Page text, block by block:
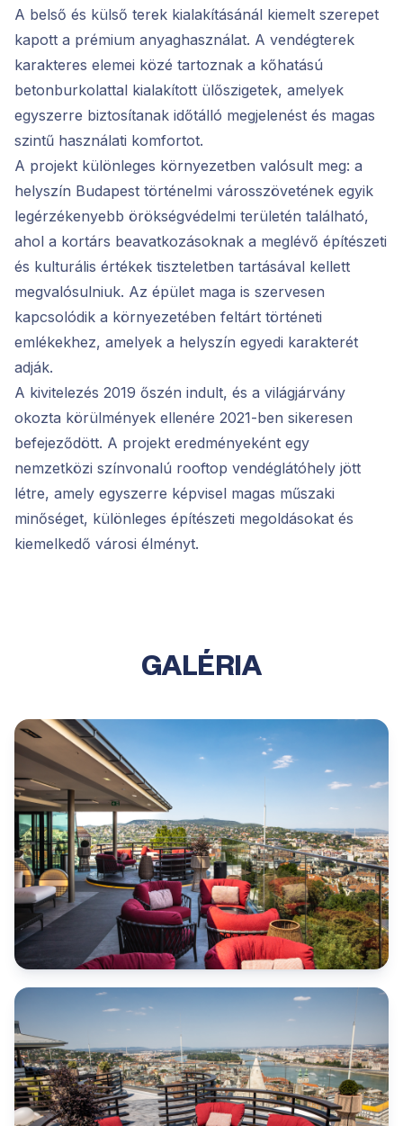
A belső és külső terek kialakításánál kiemelt szerepet
kapott a prémium anyaghasználat. A vendégterek
karakteres elemei közé tartoznak a kőhatású
betonburkolattal kialakított ülőszigetek, amelyek
egyszerre biztosítanak időtálló megjelenést és magas
szintű használati komfortot.
A projekt különleges környezetben valósult meg: a
helyszín Budapest történelmi városszövetének egyik
legérzékenyebb örökségvédelmi területén található,
ahol a kortárs beavatkozásoknak a meglévő építészeti
és kulturális értékek tiszteletben tartásával kellett
megvalósulniuk. Az épület maga is szervesen
kapcsolódik a környezetében feltárt történeti
emlékekhez, amelyek a helyszín egyedi karakterét
adják.
A kivitelezés 2019 őszén indult, és a világjárvány
okozta körülmények ellenére 2021-ben sikeresen
befejeződött. A projekt eredményeként egy
nemzetközi színvonalú rooftop vendéglátóhely jött
létre, amely egyszerre képvisel magas műszaki
minőséget, különleges építészeti megoldásokat és
kiemelkedő városi élményt.
GALÉRIA